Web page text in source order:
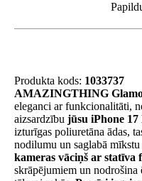
Produkta kods: 1033737
AMAZINGTHING
eleganci ar funkcionalitāti,
aizsardzību jūsu iPhone
izturīgas poliuretāna ādas,
nodilumu un saglabā
kameras vāciņš ar statīva
skrāpējumiem un nodrošina